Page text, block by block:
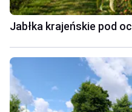
Jabłka krajeńskie pod